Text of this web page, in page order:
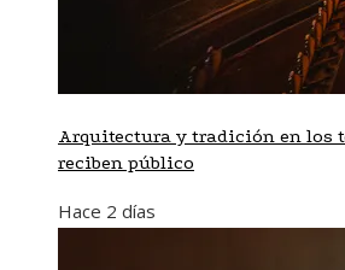
Arquitectura y tradición en los
reciben público
Hace 2 días